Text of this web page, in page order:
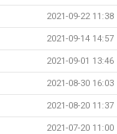
2021-09-22 11:38
2021-09-14 14:57
2021-09-01 13:46
2021-08-30 16:03
2021-08-20 11:37
2021-07-20 11:00